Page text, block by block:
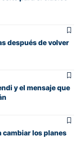
después de volver
y el mensaje que
cambiar los planes